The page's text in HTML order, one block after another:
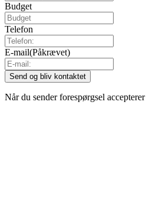
Budget
Telefon
E-mail(Påkrævet)
Når du sender forespørgsel